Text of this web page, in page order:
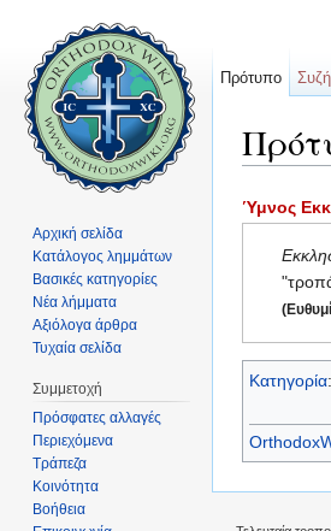
Ύμνος
Κατηγορία:
Πρότυπο
Αρχική σελίδα
Κατάλογος λημμάτων
Βασικές κατηγορίες
Νέα λήμματα
Αξιόλογα άρθρα
Τυχαία σελίδα
Συμμετοχή
Πρόσφατες αλλαγές
Περιεχόμενα
Τράπεζα
Κοινότητα
Βοήθεια